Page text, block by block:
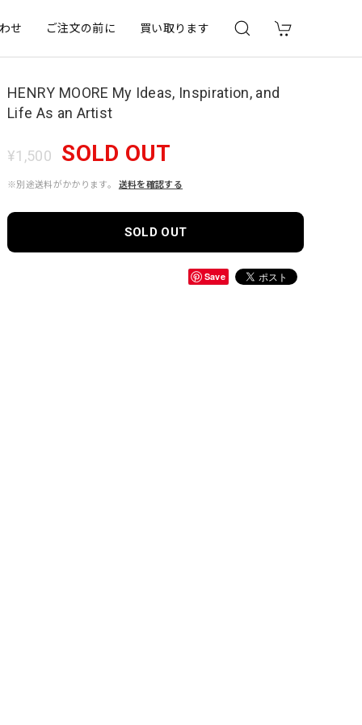
せ ご注文の前に 買い取ります
HENRY MOORE My Ideas, Inspiration, and
Life As an Artist
¥1,500 SOLD OUT
※別途送料がかかります。 送料を確認する
SOLD OUT
Save